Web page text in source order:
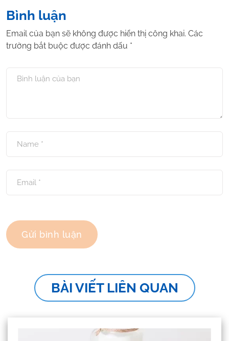
Bình luận
Email của bạn sẽ không được hiển thị công khai. Các
trường bắt buộc được đánh dấu *
BÀI VIẾT LIÊN QUAN